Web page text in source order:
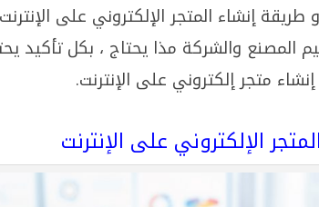
إنشاء المتجر الإلكتروني على
المصنع والشركة مذا يحتاج ، بكل
متجر إلكتروني على الإنترنت.
الإلكتروني على الإنترنت